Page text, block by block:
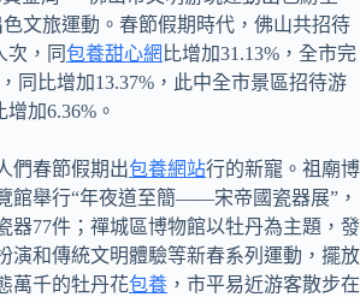
文旅運動。春節假期時代，佛山共招待
次，同 包養甜心網 比增加31.13%，全市完
同比增加13.37%，此中全市景區招待游
加6.36%。
們春節假期出包養網站行的新寵。祖廟博
館舉行“年夜道至簡——宋帝國瓷器展”，
器77件；禪城區博物館以牡丹為主題，發
演和傳統文明體驗等新春系列運動，擺放
萬千的牡丹花包養 ，市平易近游客散步在